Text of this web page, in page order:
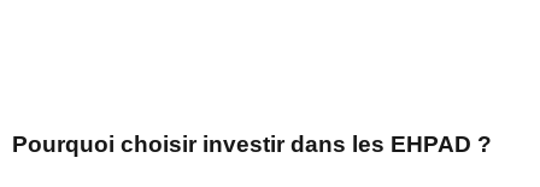
Pourquoi choisir investir dans les EHPAD ?